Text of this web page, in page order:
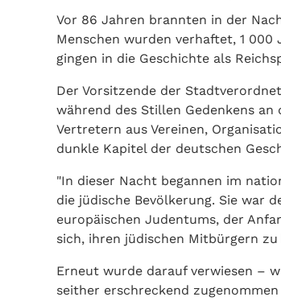
Vor 86 Jahren brannten in der
Menschen wurden verhaftet, 1
gingen in die Geschichte als
Der Vorsitzende der
während des Stillen Gedenkens
Vertretern aus Vereinen,
dunkle Kapitel der deutschen
"In dieser Nacht begannen im
die jüdische Bevölkerung. Sie war
europäischen Judentums, der
sich, ihren jüdischen Mitbürgern zu
Erneut wurde darauf verwiesen –
seither erschreckend